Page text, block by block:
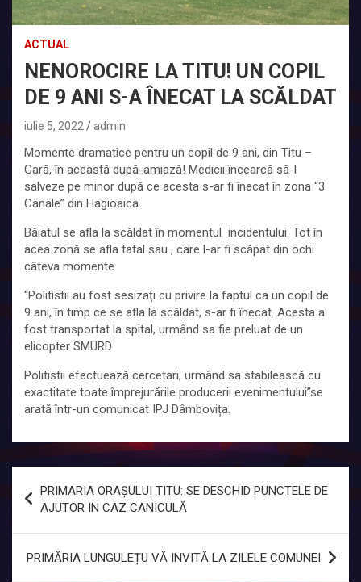
ACTUAL
NENOROCIRE LA TITU! UN COPIL
DE 9 ANI S-A ÎNECAT LA SCĂLDAT
iulie 5, 2022 admin
Momente dramatice pentru un copil de 9 ani, din Titu –
Gară, în această după-amiază! Medicii încearcă să-l
salveze pe minor după ce acesta s-ar fi înecat în zona “3
Canale” din Hagioaica.
Băiatul se afla la scăldat în momentul incidentului. Tot în
acea zonă se afla tatal sau , care l-ar fi scăpat din ochi
câteva momente.
“Politistii au fost sesizați cu privire la faptul ca un copil de
9 ani, în timp ce se afla la scăldat, s-ar fi înecat. Acesta a
fost transportat la spital, urmând sa fie preluat de un
elicopter SMURD
Politistii efectuează cercetari, urmând sa stabilească cu
exactitate toate împrejurările producerii evenimentului”se
arată într-un comunicat IPJ Dâmbovița.
în
articole
PRIMARIA ORAȘULUI TITU: SE DESCHID PUNCTELE DE
AJUTOR IN CAZ CANICULĂ
PRIMĂRIA LUNGULEȚU VĂ INVITĂ LA ZILELE COMUNEI